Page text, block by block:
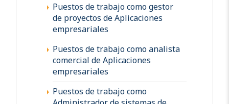
Puestos de trabajo como gestor
de proyectos de Aplicaciones
empresariales
Puestos de trabajo como analista
comercial de Aplicaciones
empresariales
Puestos de trabajo como